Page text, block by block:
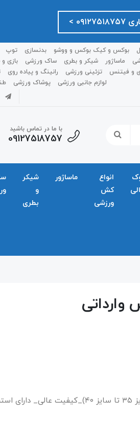
>
بوکس و کیک بوکس و ووشو بدنسازی توپ
ماساژور شیکر و بطری ساک ورزشی بازی
و فیتنس تزئینی ورزشی رانینگ و پیاده روی
لوازم جانبی ورزشی
پوشاک ورزشی
با ما در تماس باشید
09127518757
انواع
کش
ورزشی
ماساژور
شیکر
و
بطری
وارداتی
تولید چین _ فری سایز (مناسب از سایز ۳۵ تا سایز